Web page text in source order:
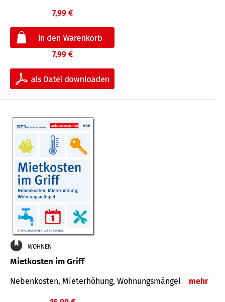
7,99 €
7,99 €
WOHNEN
Mietkosten im Griff
Nebenkosten, Mieterhöhung, Wohnungsmängel mehr